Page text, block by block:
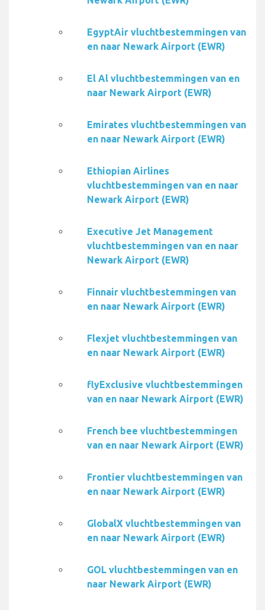
EgyptAir vluchtbestemmingen van
en naar Newark Airport (EWR)
El Al vluchtbestemmingen van en
naar Newark Airport (EWR)
Emirates vluchtbestemmingen van
en naar Newark Airport (EWR)
Ethiopian Airlines
vluchtbestemmingen van en naar
Newark Airport (EWR)
Executive Jet Management
vluchtbestemmingen van en naar
Newark Airport (EWR)
Finnair vluchtbestemmingen van
en naar Newark Airport (EWR)
Flexjet vluchtbestemmingen van
en naar Newark Airport (EWR)
flyExclusive vluchtbestemmingen
van en naar Newark Airport (EWR)
French bee vluchtbestemmingen
van en naar Newark Airport (EWR)
Frontier vluchtbestemmingen van
en naar Newark Airport (EWR)
GlobalX vluchtbestemmingen van
en naar Newark Airport (EWR)
GOL vluchtbestemmingen van en
naar Newark Airport (EWR)